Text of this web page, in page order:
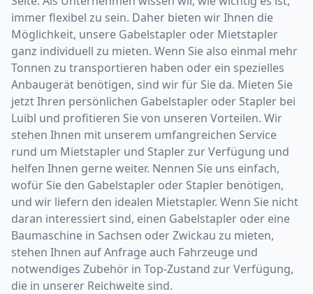
immer flexibel zu sein. Daher bieten wir Ihnen die
Möglichkeit, unsere Gabelstapler oder Mietstapler
ganz individuell zu mieten. Wenn Sie also einmal mehr
Tonnen zu transportieren haben oder ein spezielles
Anbaugerät benötigen, sind wir für Sie da. Mieten Sie
jetzt Ihren persönlichen Gabelstapler oder Stapler bei
Luibl und profitieren Sie von unseren Vorteilen. Wir
stehen Ihnen mit unserem umfangreichen Service
rund um Mietstapler und Stapler zur Verfügung und
helfen Ihnen gerne weiter. Nennen Sie uns einfach,
wofür Sie den Gabelstapler oder Stapler benötigen,
und wir liefern den idealen Mietstapler. Wenn Sie nicht
daran interessiert sind, einen Gabelstapler oder eine
Baumaschine in Sachsen oder Zwickau zu mieten,
stehen Ihnen auf Anfrage auch Fahrzeuge und
notwendiges Zubehör in Top-Zustand zur Verfügung,
die in unserer Reichweite sind.